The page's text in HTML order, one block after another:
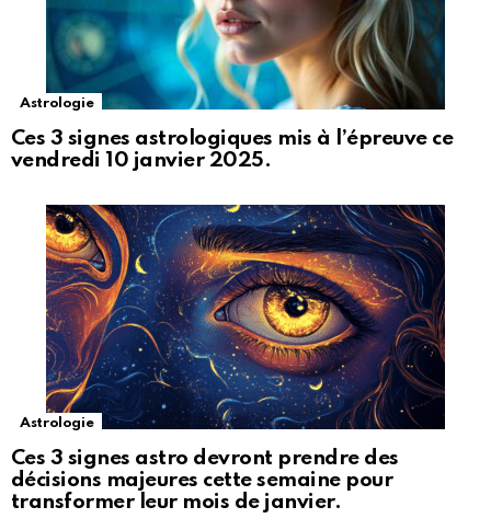
Astrologie
Ces 3 signes astrologiques mis à l’épreuve ce
vendredi 10 janvier 2025.
Astrologie
Ces 3 signes astro devront prendre des
décisions majeures cette semaine pour
transformer leur mois de janvier.